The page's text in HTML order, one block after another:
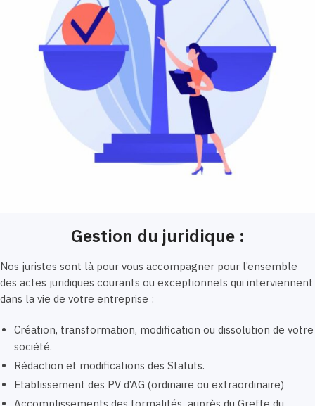
Gestion du juridique :
Nos juristes sont là pour vous accompagner pour l’ensemble
des actes juridiques courants ou exceptionnels qui interviennent
dans la vie de votre entreprise :
Création, transformation, modification ou dissolution de votre
société.
Rédaction et modifications des Statuts.
Etablissement des PV d’AG (ordinaire ou extraordinaire)